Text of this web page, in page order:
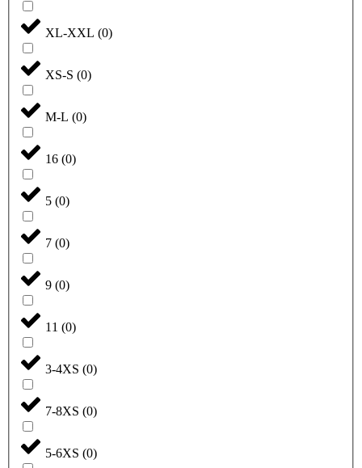
XL-XXL (0)
XS-S (0)
M-L (0)
16 (0)
5 (0)
7 (0)
9 (0)
11 (0)
3-4XS (0)
7-8XS (0)
5-6XS (0)